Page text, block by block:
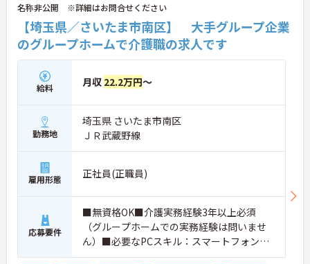
名称非公開 ※詳細はお問合せください
【埼玉県／さいたま市南区】 大手グループ企業
のグループホームで介護職の求人です
給料 月収 22.2万円～
勤務地
埼玉県 さいたま市南区
ＪＲ武蔵野線
雇用形態 正社員(正職員)
応募要件
■無資格OK■介護実務経験3年以上必須
（グループホームでの実務経験は問いませ
ん）■必要なPCスキル：スマートフォンで
のデータの入力が必須